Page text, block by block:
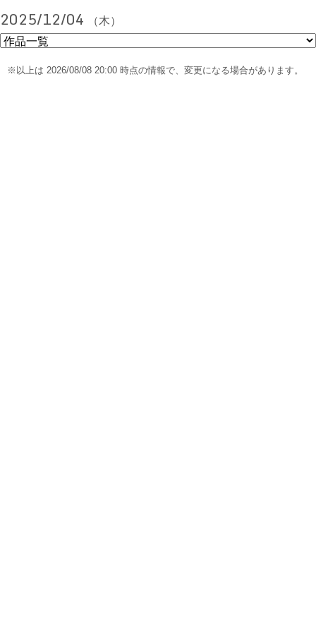
2025/12/04 （木）
※以上は 2026/08/08 20:00 時点の情報で、変更になる場合があります。